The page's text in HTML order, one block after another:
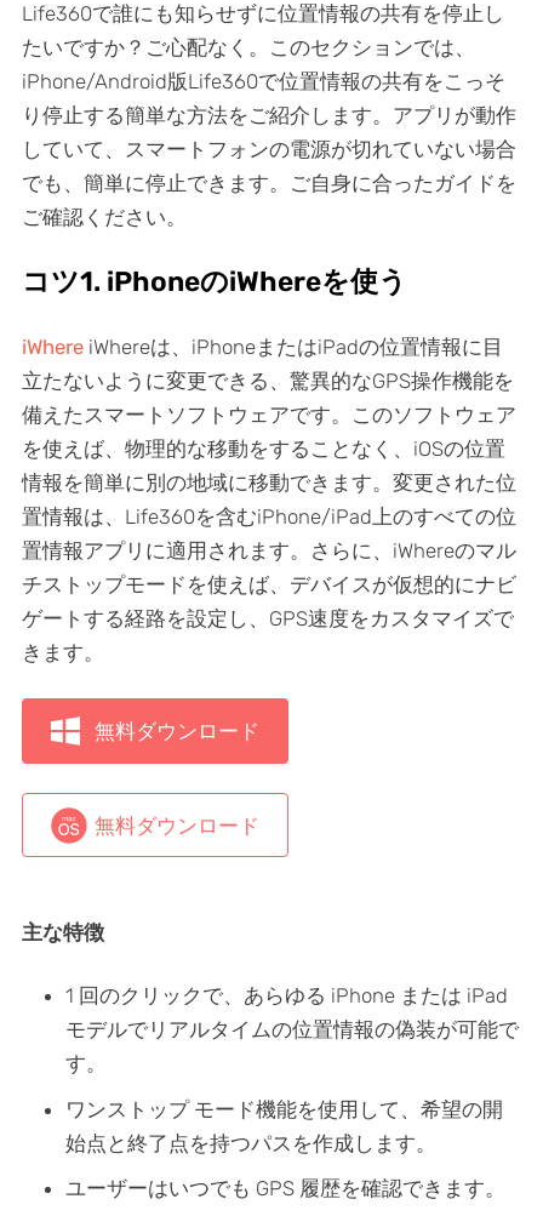
Life360で誰にも知らせずに位置情報の共有を停止し
たいですか？ご心配なく。このセクションでは、
iPhone/Android版Life360で位置情報の共有をこっそ
り停止する簡単な方法をご紹介します。アプリが動作
していて、スマートフォンの電源が切れていない場合
でも、簡単に停止できます。ご自身に合ったガイドを
ご確認ください。
コツ1. iPhoneのiWhereを使う
iWhereiWhereは、iPhoneまたはiPadの位置情報に目
立たないように変更できる、驚異的なGPS操作機能を
備えたスマートソフトウェアです。このソフトウェア
を使えば、物理的な移動をすることなく、iOSの位置
情報を簡単に別の地域に移動できます。変更された位
置情報は、Life360を含むiPhone/iPad上のすべての位
置情報アプリに適用されます。さらに、iWhereのマル
チストップモードを使えば、デバイスが仮想的にナビ
ゲートする経路を設定し、GPS速度をカスタマイズで
きます。
無料ダウンロード
無料ダウンロード
主な特徴
1 回のクリックで、あらゆる iPhone または iPad
モデルでリアルタイムの位置情報の偽装が可能で
す。
ワンストップ モード機能を使用して、希望の開
始点と終了点を持つパスを作成します。
ユーザーはいつでも GPS 履歴を確認できます。